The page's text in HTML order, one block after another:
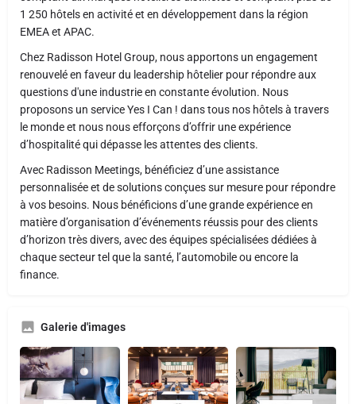
1 250 hôtels en activité et en développement dans la région
EMEA et APAC.
Chez Radisson Hotel Group, nous apportons un engagement
renouvelé en faveur du leadership hôtelier pour répondre aux
questions d'une industrie en constante évolution. Nous
proposons un service Yes I Can ! dans tous nos hôtels à travers
le monde et nous nous efforçons d’offrir une expérience
d’hospitalité qui dépasse les attentes des clients.
Avec Radisson Meetings, bénéficiez d’une assistance
personnalisée et de solutions conçues sur mesure pour répondre
à vos besoins. Nous bénéficions d’une grande expérience en
matière d’organisation d’événements réussis pour des clients
d’horizon très divers, avec des équipes spécialisées dédiées à
chaque secteur tel que la santé, l’automobile ou encore la
finance.
Galerie d'images